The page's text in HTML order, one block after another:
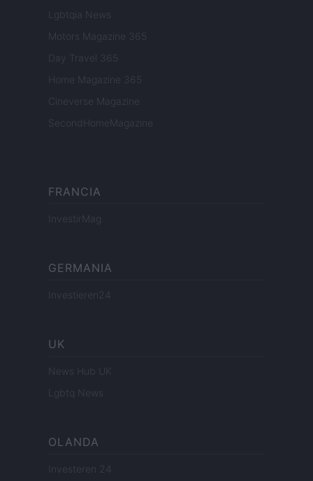
Lgbtqia News
Motors Magazine 365
Day Travel 365
Home Magazine 365
Cineverse Magazine
SecondHomeMagazine
FRANCIA
InvestirMag
GERMANIA
Investieren24
UK
News Hub UK
Lgbtq News
OLANDA
Investeren 24